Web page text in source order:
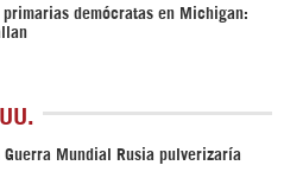
primarias demócratas en Michigan:
Guerra Mundial Rusia pulverizaría